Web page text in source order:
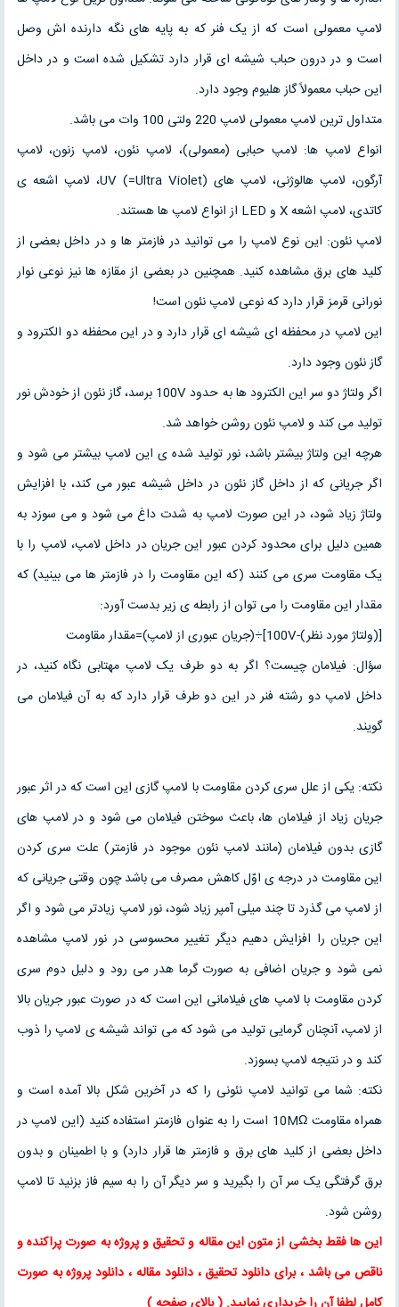
لامپ معمولی است که از یک فنر که به پایه های نگه دارنده اش وصل
است و در درون حباب شیشه ای قرار دارد تشکیل شده است و در داخل
این حباب معمولاً گاز هلیوم وجود دارد.
متداول ترین لامپ معمولی لامپ 220 ولتی 100 وات می باشد.
انواع لامپ ها: لامپ حبابی (معمولی)، لامپ نئون، لامپ زنون، لامپ
آرگون، لامپ هالوژنی، لامپ های UV (=Ultra Violet)، لامپ اشعه ی
کاتدی، لامپ اشعه X و LED از انواع لامپ ها هستند.
لامپ نئون: این نوع لامپ را می توانید در فازمتر ها و در داخل بعضی از
کلید های برق مشاهده کنید. همچنین در بعضی از مقازه ها نیز نوعی نوار
نورانی قرمز قرار دارد که نوعی لامپ نئون است!
این لامپ در محفظه ای شیشه ای قرار دارد و در این محفظه دو الکترود و
گاز نئون وجود دارد.
اگر ولتاژ دو سر این الکترود ها به حدود 100V برسد، گاز نئون از خودش نور
تولید می کند و لامپ نئون روشن خواهد شد.
هرچه این ولتاژ بیشتر باشد، نور تولید شده ی این لامپ بیشتر می شود و
اگر جریانی که از داخل گاز نئون در داخل شیشه عبور می کند، با افزایش
ولتاژ زیاد شود، در این صورت لامپ به شدت داغ می شود و می سوزد به
همین دلیل برای محدود کردن عبور این جریان در داخل لامپ، لامپ را با
یک مقاومت سری می کنند (که این مقاومت را در فازمتر ها می بینید) که
مقدار این مقاومت را می توان از رابطه ی زیر بدست آورد:
[(ولتاژ مورد نظر)-100V]÷(جریان عبوری از لامپ)=مقدار مقاومت
سؤال: فیلامان چیست؟ اگر به دو طرف یک لامپ مهتابی نگاه کنید، در
داخل لامپ دو رشته فنر در این دو طرف قرار دارد که به آن فیلامان می
گویند.
نکته: یکی از علل سری کردن مقاومت با لامپ گازی این است که در اثر عبور
جریان زیاد از فیلامان ها، باعث سوختن فیلامان می شود و در لامپ های
گازی بدون فیلامان (مانند لامپ نئون موجود در فازمتر) علت سری کردن
این مقاومت در درجه ی اوّل کاهش مصرف می باشد چون وقتی جریانی که
از لامپ می گذرد تا چند میلی آمپر زیاد شود، نور لامپ زیادتر می شود و اگر
این جریان را افزایش دهیم دیگر تغییر محسوسی در نور لامپ مشاهده
نمی شود و جریان اضافی به صورت گرما هدر می رود و دلیل دوم سری
کردن مقاومت با لامپ های فیلامانی این است که در صورت عبور جریان بالا
از لامپ، آنچنان گرمایی تولید می شود که می تواند شیشه ی لامپ را ذوب
کند و در نتیجه لامپ بسوزد.
نکته: شما می توانید لامپ نئونی را که در آخرین شکل بالا آمده است و
همراه مقاومت 10MΩ است را به عنوان فازمتر استفاده کنید (این لامپ در
داخل بعضی از کلید های برق و فازمتر ها قرار دارد) و با اطمینان و بدون
برق گرفتگی یک سر آن را بگیرید و سر دیگر آن را به سیم فاز بزنید تا لامپ
روشن شود.
این ها فقط بخشی از متون اینمقاله وتحقیق و پروژه به صورت پراکنده و
ناقص می باشد ، برای دانلود تحقیق ، دانلود مقاله ، دانلود پروژه به صورت